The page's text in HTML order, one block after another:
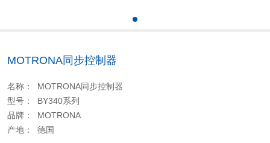
MOTRONA同步控制器
名称： MOTRONA同步控制器
型号： BY340系列
品牌： MOTRONA
产地： 德国